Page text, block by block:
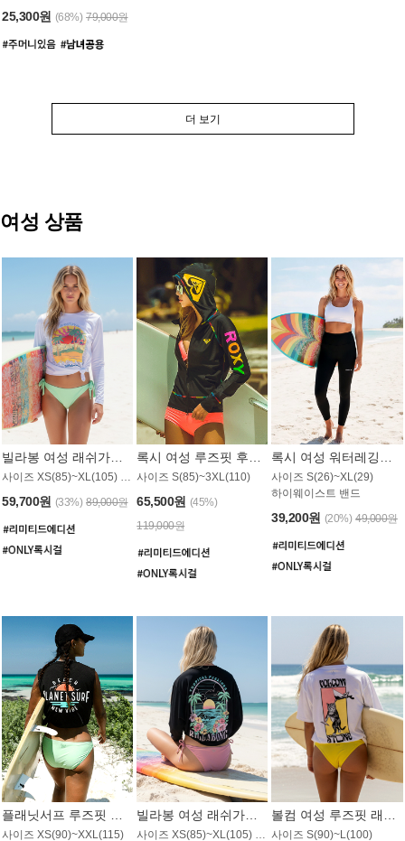
25,300원 (68%) 79,000원
더 보기
여성 상품
59,700원 (33%) 89,000원
사이즈 S(85)~3XL(110)
65,500원 (45%)
119,000원
사이즈 S(26)~XL(29)
하이웨이스트 밴드
39,200원 (20%) 49,000원
사이즈 XS(90)~XXL(115) 사이즈 XS(85)~XL(105) / 오버핏 사이즈 S(90)~L(100)